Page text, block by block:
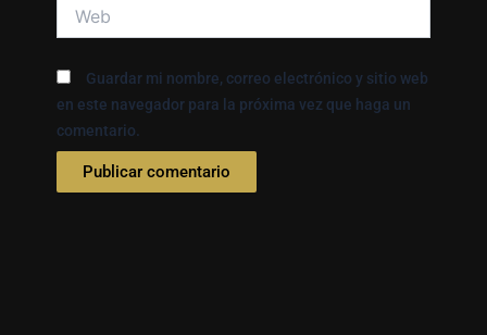
Guardar mi nombre, correo electrónico y sitio web
en este navegador para la próxima vez que haga un
comentario.